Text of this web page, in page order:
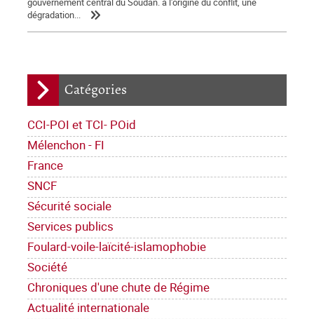
Catégories
CCI-POI et TCI- POid
Mélenchon - FI
France
SNCF
Sécurité sociale
Services publics
Foulard-voile-laïcité-islamophobie
Société
Chroniques d'une chute de Régime
Actualité internationale
dégradation...